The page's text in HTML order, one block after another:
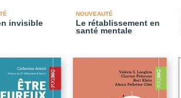
invisible
NOUVEAUTÉ
Le rétablissement en
santé mentale